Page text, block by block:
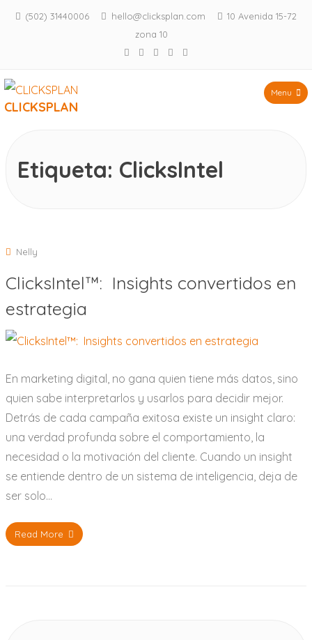
contenido
(502) 31440006 hello@clicksplan.com
10 Avenida 15-72
zona 10
FacebookTwitterLinkedInInstagram
CLICKSPLAN
Menu
Etiqueta: ClicksIntel
Nelly
ClicksIntel™: Insights convertidos en
estrategia
En marketing digital, no gana quien tiene más datos, sino
quien sabe interpretarlos y usarlos para decidir mejor.
Detrás de cada campaña exitosa existe un insight claro:
una verdad profunda sobre el comportamiento, la
necesidad o la motivación del cliente. Cuando un insight
se entiende dentro de un sistema de inteligencia, deja de
ser solo…
Read More